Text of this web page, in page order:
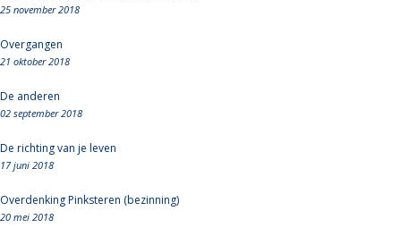
25 november 2018
Overgangen
21 oktober 2018
De anderen
02 september 2018
De richting van je leven
17 juni 2018
Overdenking Pinksteren (bezinning)
20 mei 2018